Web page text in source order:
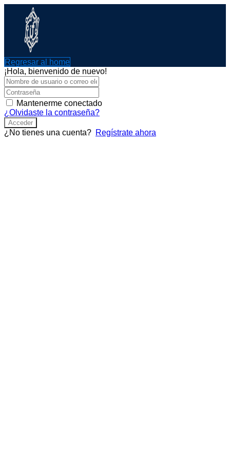
contenido
Regresar al home
¡Hola, bienvenido de nuevo!
Mantenerme conectado
¿Olvidaste la contraseña?
Acceder
¿No tienes una cuenta? Regístrate ahora